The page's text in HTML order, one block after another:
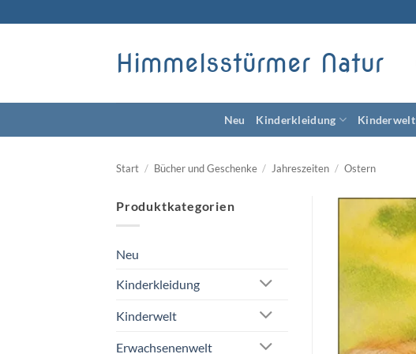
Inhalt
Himmelsstürmer Natur
Neu Kinderkleidung Kinderwelt
Start / Bücher und Geschenke / Jahreszeiten / Ostern
Produktkategorien
Neu
Kinderkleidung
Kinderwelt
Erwachsenenwelt